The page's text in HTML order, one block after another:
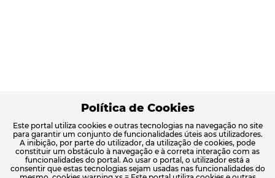
Política de Cookies
Este portal utiliza cookies e outras tecnologias na navegação no site
para garantir um conjunto de funcionalidades úteis aos utilizadores.
A inibição, por parte do utilizador, da utilização de cookies, pode
constituir um obstáculo à navegação e à correta interação com as
funcionalidades do portal. Ao usar o portal, o utilizador está a
consentir que estas tecnologias sejam usadas nas funcionalidades do